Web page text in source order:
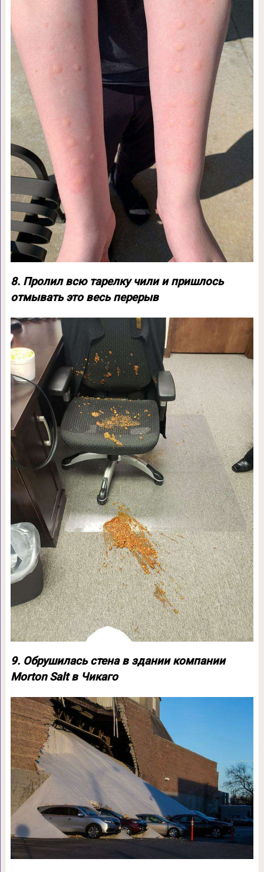
8. Пролил всю тарелку чили и пришлось
отмывать это весь перерыв
9. Обрушилась стена в здании компании
Morton Salt в Чикаго